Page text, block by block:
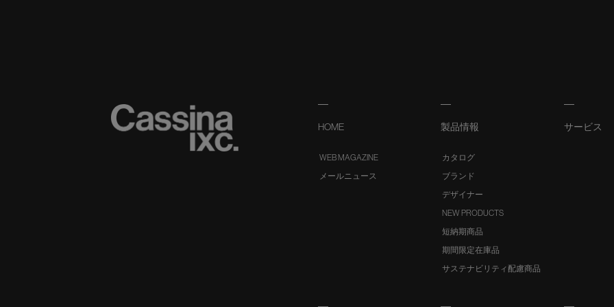
HOME
WEB MAGAZINE
メールニュース
製品情報
カタログ
ブランド
デザイナー
NEW PRODUCTS
短納期商品
期間限定在庫品
サステナビリティ配慮商品
サービス